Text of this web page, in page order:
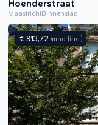
Hoenderstraat
MaastrichtBinnenstad
€ 913,72 /mnd (incl)